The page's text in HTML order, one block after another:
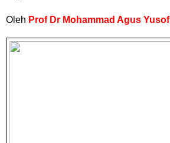
Oleh Prof Dr Mohammad Agus Yusof